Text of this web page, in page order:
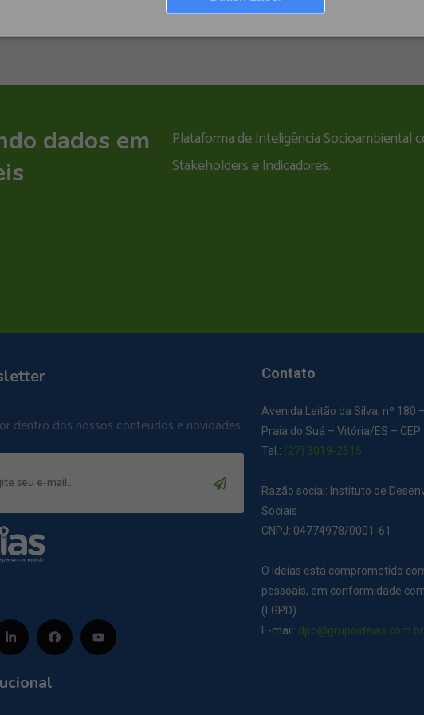
dados em
Plataforma de Inteligência Socioambiental
Stakeholders e Indicadores.
dentro dos nossos conteúdos e novidades.
Contato
Avenida Leitão da Silva, nº 180
Praia do Suá – Vitória/ES –
Tel.: (27) 3019-2515
Razão social: Instituto de
Sociais
CNPJ: 04774978/0001-61
O Ideias está comprometido
pessoais, em conformidade
(LGPD).
E-mail: dpo@grupoideias.com.br